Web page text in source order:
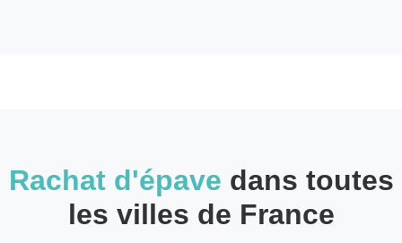
Rachat d'épave dans toutes
les villes de France